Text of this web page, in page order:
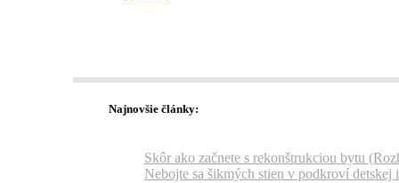
Najnovšie články:
Skôr ako začnete s rekonštrukciou bytu
Nebojte sa šikmých stien v podkroví detskej